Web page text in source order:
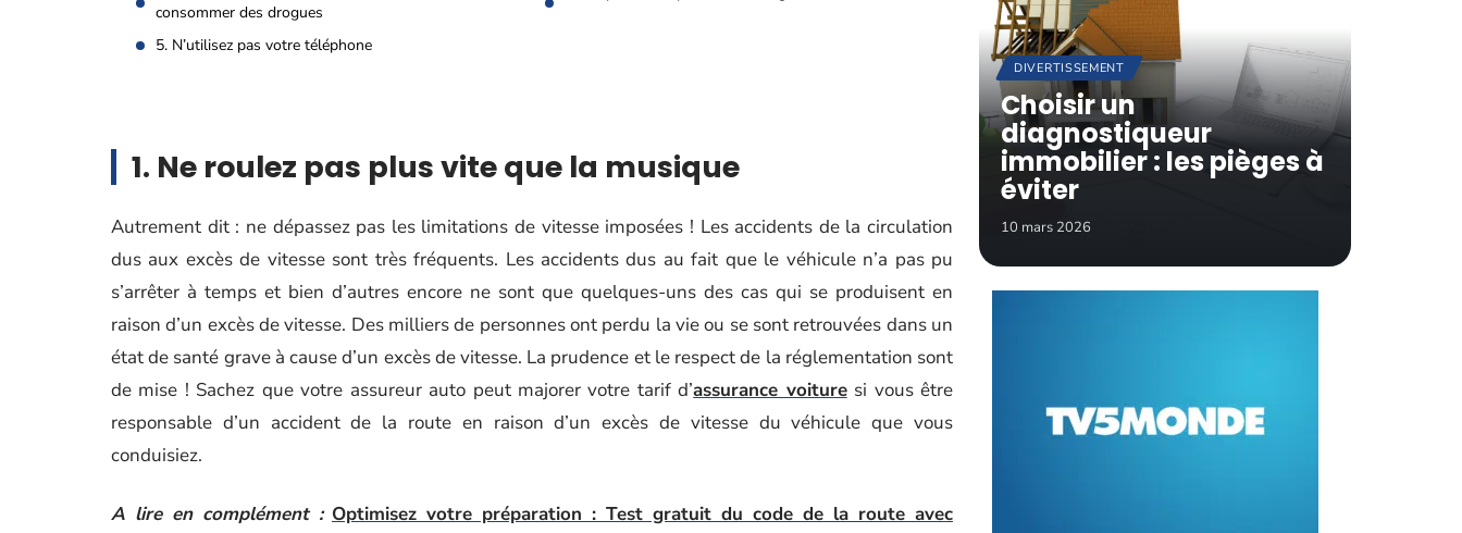
consommer des drogues
5. N’utilisez pas votre téléphone
1. Ne roulez pas plus vite que la musique
Autrement dit : ne dépassez pas les limitations de vitesse imposées ! Les accidents de la circulation
dus aux excès de vitesse sont très fréquents. Les accidents dus au fait que le véhicule n’a pas pu
s’arrêter à temps et bien d’autres encore ne sont que quelques-uns des cas qui se produisent en
raison d’un excès de vitesse. Des milliers de personnes ont perdu la vie ou se sont retrouvées dans un
état de santé grave à cause d’un excès de vitesse. La prudence et le respect de la réglementation sont
de mise ! Sachez que votre assureur auto peut majorer votre tarif d’assurance voituresi vous être
responsable d’un accident de la route en raison d’un excès de vitesse du véhicule que vous
conduisiez.
A lire en complément : Optimisez votre préparation : Test gratuit du code de la route avec
DIVERTISSEMENT
Choisir un
diagnostiqueur
immobilier : les pièges à
éviter
10 mars 2026